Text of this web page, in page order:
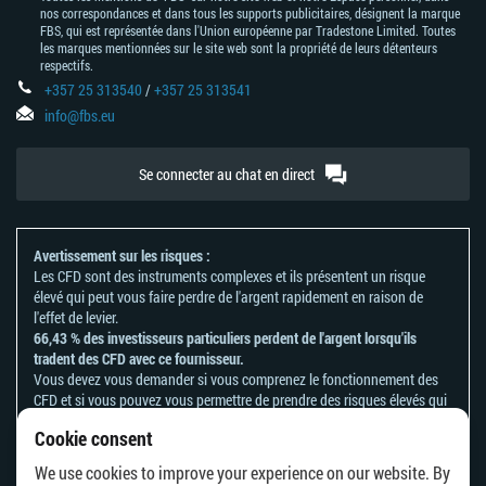
Cookie consent
We use cookies to improve your experience on our website. By
nos correspondances et dans tous les supports publicitaires, désignent la marque
FBS, qui est représentée dans l'Union européenne par Tradestone Limited. Toutes
les marques mentionnées sur le site web sont la propriété de leurs détenteurs
respectifs.
+357 25 313540/+357 25 313541
info@fbs.eu
Se connecter au chat en direct
Avertissement sur les risques :
Les CFD sont des instruments complexes et ils présentent un risque
élevé qui peut vous faire perdre de l'argent rapidement en raison de
l'effet de levier.
66,43 % des investisseurs particuliers perdent de l'argent lorsqu'ils
tradent des CFD avec ce fournisseur.
Vous devez vous demander si vous comprenez le fonctionnement des
CFD et si vous pouvez vous permettre de prendre des risques élevés qui
Veuillez vous référer à notre
de divulgation des risques